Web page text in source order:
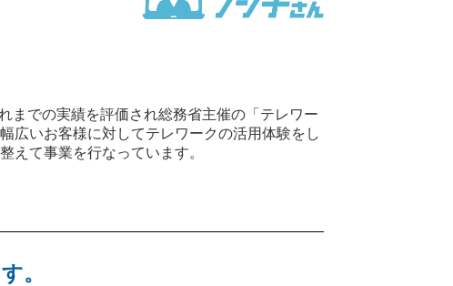
までの実績を評価され総務省主催の「テレワー
広いお客様に対してテレワークの活用体験をし
えて事業を行なっています。
。